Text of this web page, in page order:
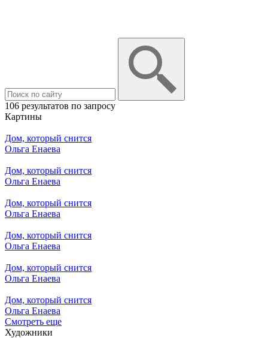
106 результатов по запросу
Картины
Дом, который снится
Ольга Енаева
Дом, который снится
Ольга Енаева
Дом, который снится
Ольга Енаева
Дом, который снится
Ольга Енаева
Дом, который снится
Ольга Енаева
Дом, который снится
Ольга Енаева
Смотреть еще
Художники